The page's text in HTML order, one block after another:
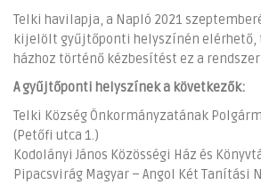
Telki havilapja, a Napló 2021
kijelölt gyűjtőponti helyszínén elérhető,
házhoz történő kézbesítést ez a
A gyűjtőponti helyszínek a következők:
Telki Község Önkormányzatának
(Petőfi utca 1.)
Kodolányi János Közösségi Ház és
Pipacsvirág Magyar – Angol Két Tanítási